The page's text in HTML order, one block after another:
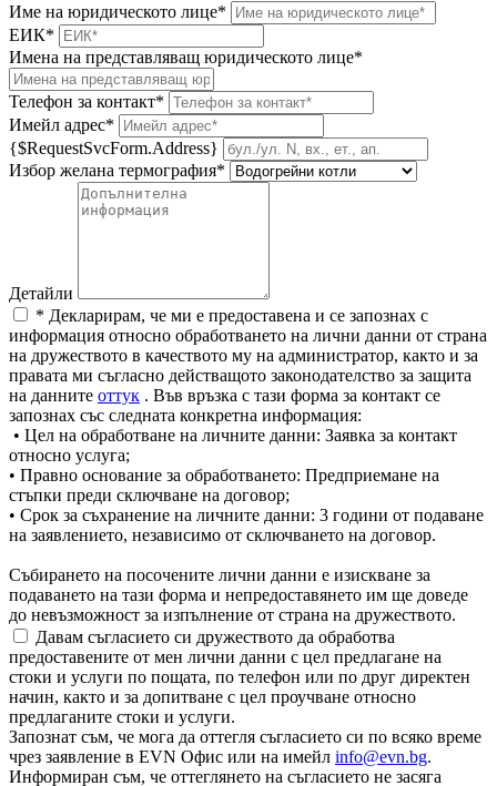
Име на юридическото лице*
ЕИК*
Имена на представляващ юридическото лице*
Телефон за контакт*
Имейл адрес*
{$RequestSvcForm.Address}
Избор желана термография*
Детайли
* Декларирам, че ми е предоставена и се запознах с
информация относно обработването на лични данни от страна
на дружеството в качеството му на администратор, както и за
правата ми съгласно действащото законодателство за защита
на данните оттук . Във връзка с тази форма за контакт се
запознах със следната конкретна информация:
• Цел на обработване на личните данни: Заявка за контакт
относно услуга;
• Правно основание за обработването: Предприемане на
стъпки преди сключване на договор;
• Срок за съхранение на личните данни: 3 години от подаване
на заявлението, независимо от сключването на договор.
Събирането на посочените лични данни е изискване за
подаването на тази форма и непредоставянето им ще доведе
до невъзможност за изпълнение от страна на дружеството.
Давам съгласието си дружеството да обработва
предоставените от мен лични данни с цел предлагане на
стоки и услуги по пощата, по телефон или по друг директен
начин, както и за допитване с цел проучване относно
предлаганите стоки и услуги.
Запознат съм, че мога да оттегля съгласието си по всяко време
чрез заявление в EVN Офис или на имейл info@evn.bg.
Информиран съм, че оттеглянето на съгласието не засяга